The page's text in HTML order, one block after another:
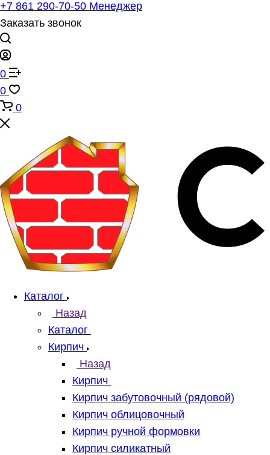
+7 861 290-70-50 Менеджер
Заказать звонок
0
0
0
Каталог
Назад
Каталог
Кирпич
Назад
Кирпич
Кирпич забутовочный (рядовой)
Кирпич облицовочный
Кирпич ручной формовки
Кирпич силикатный